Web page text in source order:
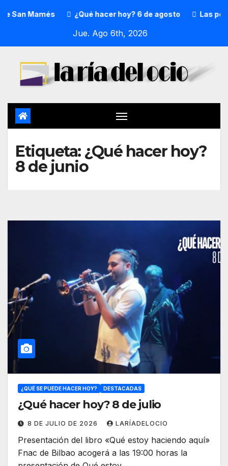
San Mamés ¿Qué hacer hoy? 6 de agosto Las
Jue. Ago 6th, 2026
Etiqueta: ¿Qué hacer hoy?
8 de junio
¿QUÉ SE PUEDE HACER HOY? DESTACADAS
¿Qué hacer hoy? 8 de julio
8 DE JULIO DE 2026 LARÍADELOCIO
Presentación del libro «Qué estoy haciendo aquí»
Fnac de Bilbao acogerá a las 19:00 horas la